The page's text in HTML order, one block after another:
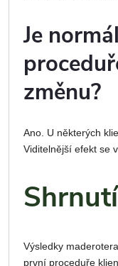
Je
změnu?
Ano. U některých
Viditelnější efekt se
Shrnutí
Výsledky
první proceduře